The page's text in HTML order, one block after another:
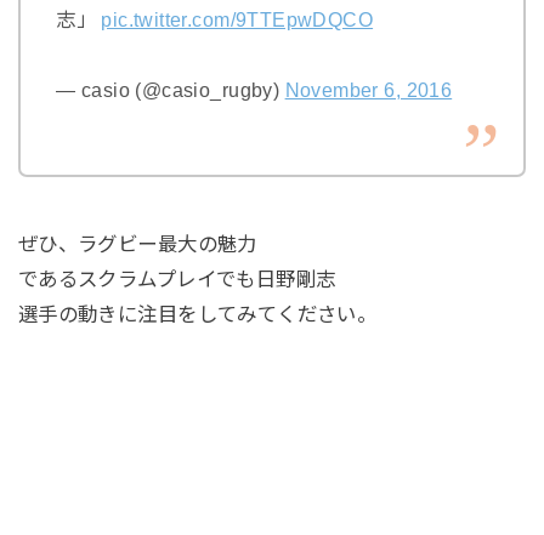
志」 pic.twitter.com/9TTEpwDQCO
— casio (@casio_rugby) November 6, 2016
ぜひ、ラグビー最大の魅力
であるスクラムプレイでも日野剛志
選手の動きに注目をしてみてください。